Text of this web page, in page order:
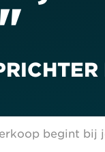
begint bij